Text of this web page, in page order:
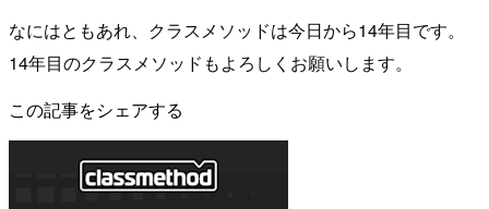
なにはともあれ、クラスメソッドは今日から14年目です。
14年目のクラスメソッドもよろしくお願いします。
この記事をシェアする